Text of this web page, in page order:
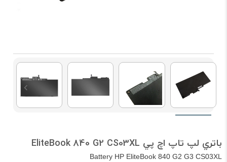
باتري لپ تاپ اچ پي EliteBook 840 G2 CS03XL
Battery HP EliteBook 840 G2 G3 CS03XL